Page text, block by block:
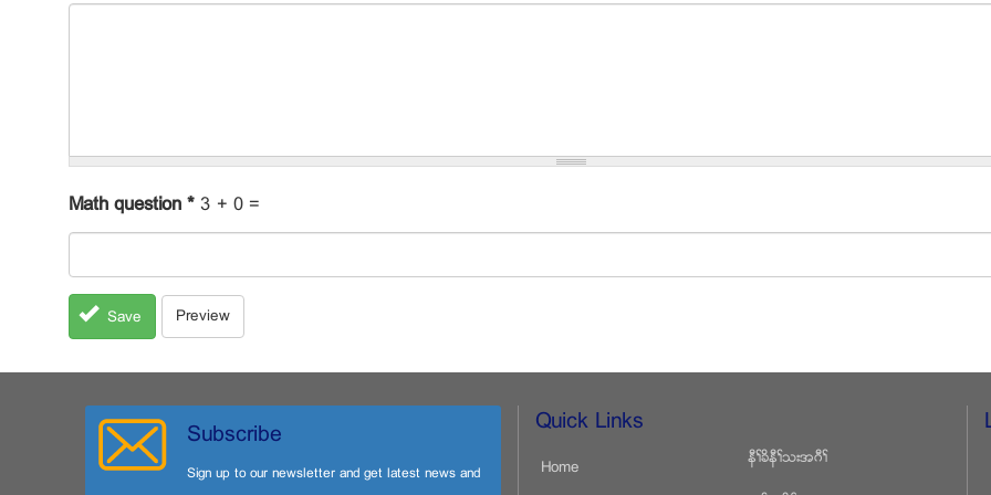
Math question * 3 + 0 =
Save Preview
Subscribe
Sign up to our newsletter and get latest news and
Quick Links
Home နီႈခိနီႈသးအဂီႈ